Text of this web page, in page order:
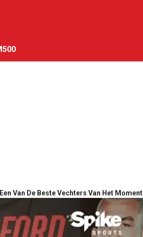
Van De Beste Vechters Van Het Moment